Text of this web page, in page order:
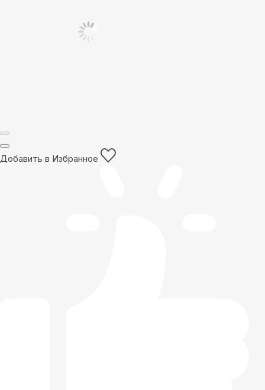
Добавить в Избранное